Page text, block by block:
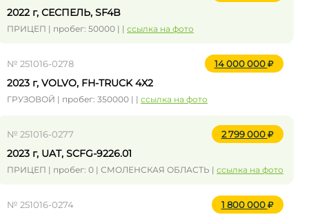
2022 г, СЕСПЕЛЬ, SF4B
ПРИЦЕП | пробег: 50000 | | ссылка на фото
№ 251016-0278 14 000 000
2023 г, VOLVO, FH-TRUCK 4X2
ГРУЗОВОЙ | пробег: 350000 | | ссылка на фото
№ 251016-0277 2 799 000
2023 г, UAT, SCFG-9226.01
ПРИЦЕП | пробег: 0 | СМОЛЕНСКАЯ ОБЛАСТЬ | ссылка на фото
№ 251016-0274 1 800 000